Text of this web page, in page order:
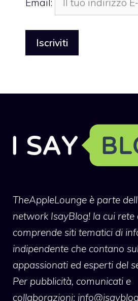
Email:
TheAppleLounge è parte
network IsayBlog! la cui rete
comprende siti tematici di
indipendente che contano
appassionati ed esperti del
Per pubblicità, comunicati e
collaborazioni: